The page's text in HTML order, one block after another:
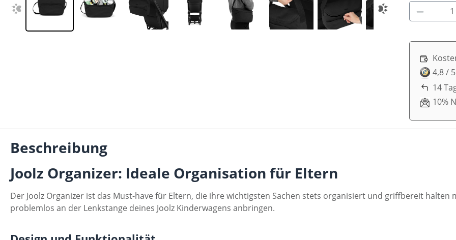
4,8 /
14
10%
Beschreibung
Joolz Organizer: Ideale Organisation für Eltern
Der Joolz Organizer ist das Must-have für Eltern, die ihre wichtigsten Sachen stets organisiert und griffbereit
problemlos an der Lenkstange deines Joolz Kinderwagens anbringen.